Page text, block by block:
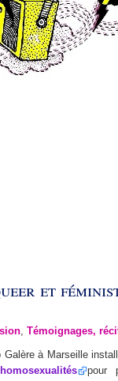
et
, Témoignages,
Galère à Marseille
pour